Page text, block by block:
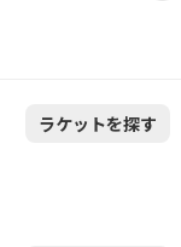
ラケットを探す